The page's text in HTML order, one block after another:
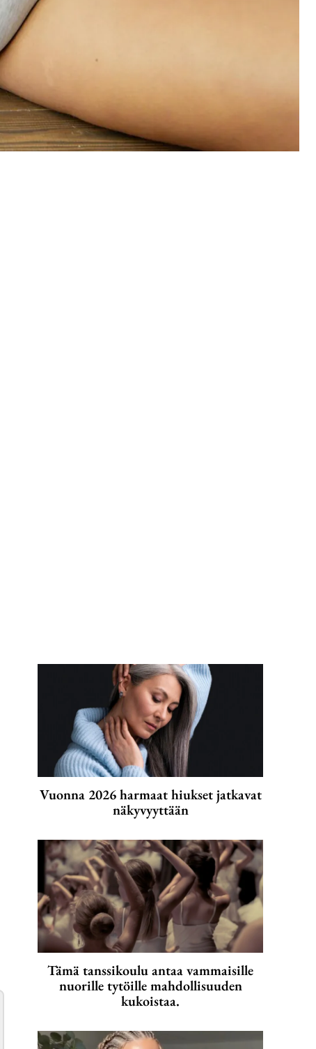
Vuonna 2026 harmaat hiukset jatkavat
näkyvyyttään
Tämä tanssikoulu antaa vammaisille
nuorille tytöille mahdollisuuden
kukoistaa.